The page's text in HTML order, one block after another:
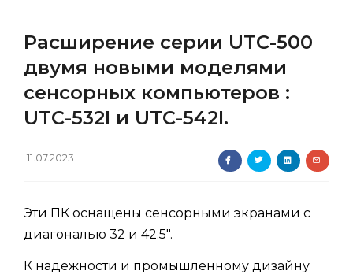
Расширение серии UTC-500
двумя новыми моделями
сенсорных компьютеров :
UTC-532I и UTC-542I.
11.07.2023
Эти ПК оснащены сенсорными экранами с
диагональю 32 и 42.5".
К надежности и промышленному дизайну